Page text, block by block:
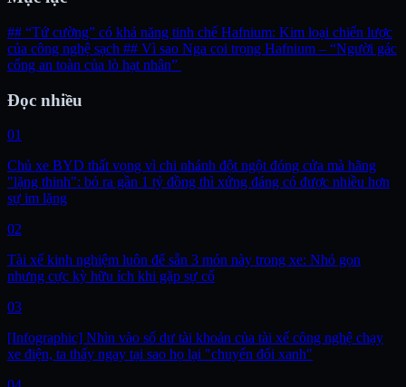
## “Tứ cường” có khả năng tinh chế Hafnium: Kim loại chiến lược
của công nghệ sạch ## Vì sao Nga coi trọng Hafnium – “Người gác
cổng an toàn của lò hạt nhân”
Đọc nhiều
01
Chủ xe BYD thất vọng vì chi nhánh đột ngột đóng cửa mà hãng
"lặng thinh": bỏ ra gần 1 tỷ đồng thì xứng đáng có được nhiều hơn
sự im lặng
02
Tài xế kinh nghiệm luôn để sẵn 3 món này trong xe: Nhỏ gọn
nhưng cực kỳ hữu ích khi gặp sự cố
03
[Infographic] Nhìn vào số dư tài khoản của tài xế công nghệ chạy
xe điện, ta thấy ngay tại sao họ lại "chuyển đổi xanh"